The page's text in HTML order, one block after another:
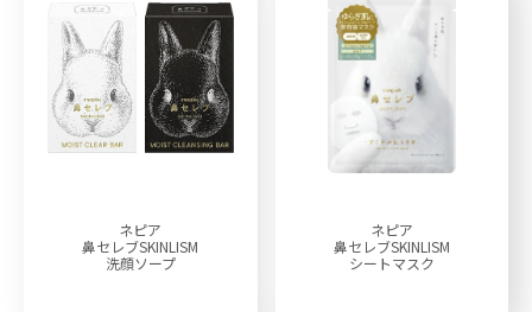
ネピア
鼻セレブSKINLISM
洗顔ソープ
ネピア
鼻セレブSKINLISM
シートマスク